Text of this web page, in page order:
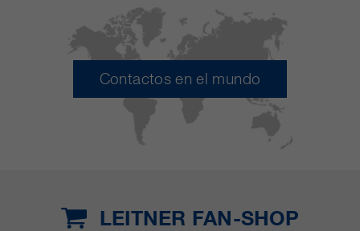
Contactos en el mundo
LEITNER FAN-SHOP